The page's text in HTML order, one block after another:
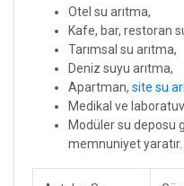
Otel su arıtma,
Kafe, bar, restoran
Tarımsal su arıtma,
Deniz suyu arıtma,
Apartman, site su
Medikal ve
Modüler su deposu
memnuniyet yaratır.